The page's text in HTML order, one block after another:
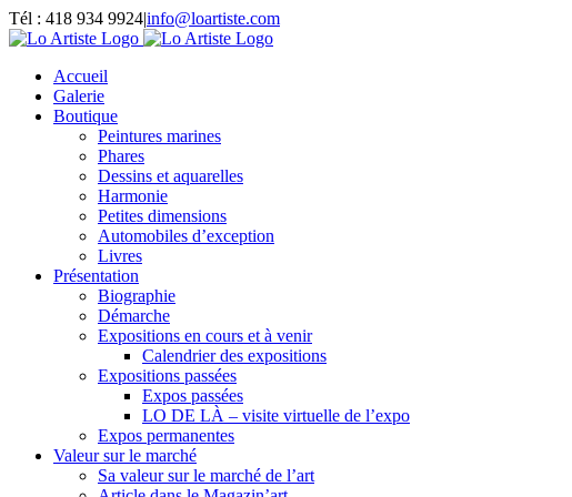
Passer
au
Tél : 418 934 9924|info@loartiste.com
Facebook
Instagram
Email
Pinterest
YouTube
Accueil
Galerie
Boutique
Peintures marines
Phares
Dessins et aquarelles
Harmonie
Petites dimensions
Automobiles d’exception
Livres
Présentation
Biographie
Démarche
Expositions en cours et à venir
Calendrier des expositions
Expositions passées
Expos passées
LO DE LÀ – visite virtuelle de l’expo
Expos permanentes
Valeur sur le marché
Sa valeur sur le marché de l’art